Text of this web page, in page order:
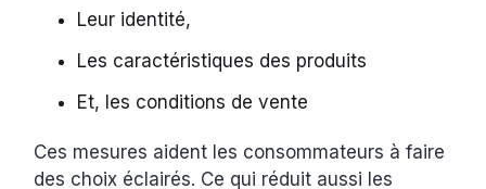
Leur identité,
Les caractéristiques des produits
Et, les conditions de vente
Ces mesures aident les consommateurs à faire
des choix éclairés. Ce qui réduit aussi les